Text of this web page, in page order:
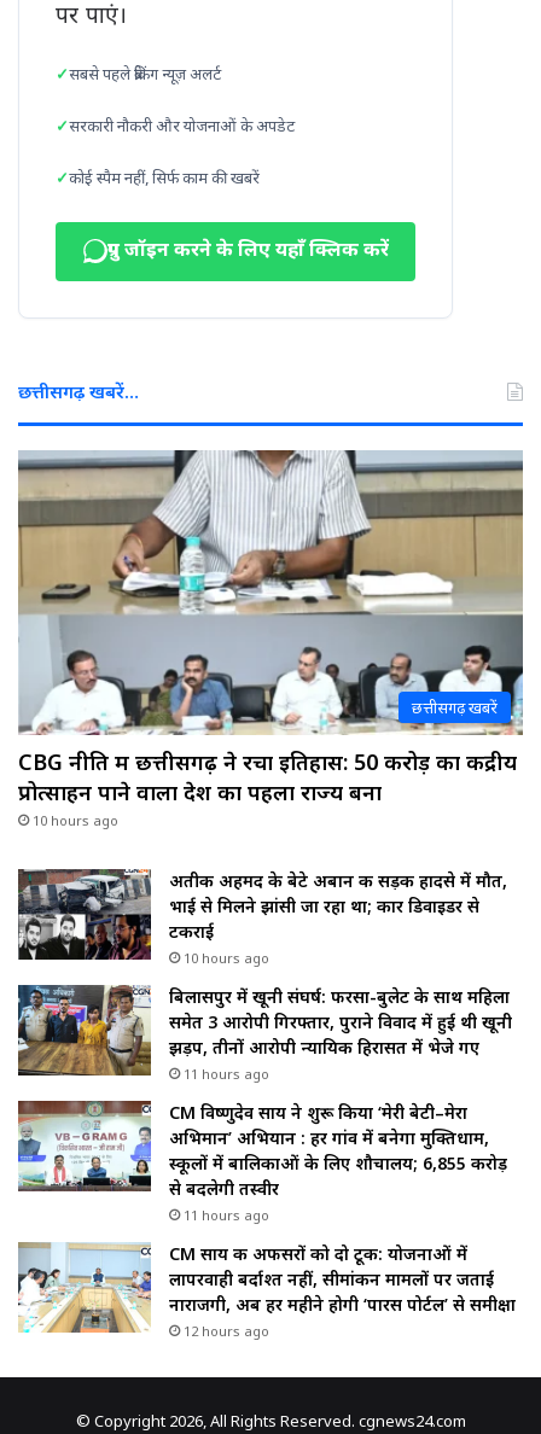
पर पाएं।
सबसे पहले ब्रेकिंग न्यूज़ अलर्ट
सरकारी नौकरी और योजनाओं के अपडेट
कोई स्पैम नहीं, सिर्फ काम की खबरें
ग्रुप जॉइन करने के लिए यहाँ क्लिक करें
छत्तीसगढ़ खबरें…
छत्तीसगढ़ खबरें
CBG नीति में छत्तीसगढ़ ने रचा इतिहास: ₹50 करोड़ का केंद्रीय
प्रोत्साहन पाने वाला देश का पहला राज्य बना
10 hours ago
अतीक अहमद के बेटे अबान की सड़क हादसे में मौत,
भाई से मिलने झांसी जा रहा था; कार डिवाइडर से
टकराई
10 hours ago
बिलासपुर में खूनी संघर्ष: फरसा-बुलेट के साथ महिला
समेत 3 आरोपी गिरफ्तार, पुराने विवाद में हुई थी खूनी
झड़प, तीनों आरोपी न्यायिक हिरासत में भेजे गए
11 hours ago
CM विष्णुदेव साय ने शुरू किया ‘मेरी बेटी–मेरा
अभिमान’ अभियान : हर गांव में बनेगा मुक्तिधाम,
स्कूलों में बालिकाओं के लिए शौचालय; 6,855 करोड़
से बदलेगी तस्वीर
11 hours ago
CM साय की अफसरों को दो टूक: योजनाओं में
लापरवाही बर्दाश्त नहीं, सीमांकन मामलों पर जताई
नाराजगी, अब हर महीने होगी ‘पारस पोर्टल’ से समीक्षा
12 hours ago
© Copyright 2026, All Rights Reserved. cgnews24.com